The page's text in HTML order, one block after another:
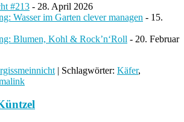
#213 - 28. April 2026
Wasser im Garten clever managen - 15.
Blumen, Kohl & Rock’n‘Roll - 20. Februar
| Schlagwörter: Käfer,